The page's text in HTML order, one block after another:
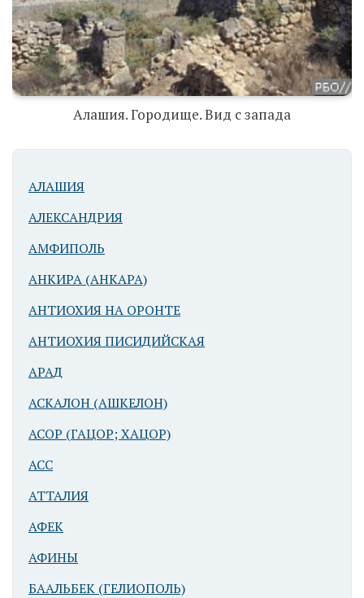
Алашия.
Городище. Вид
с запада
Алашия.
Городище. Вид
Алашия. Городище. Вид с запада
АЛАШИЯ
АЛЕКСАНДРИЯ
АМФИПОЛЬ
АНКИРА (АНКАРА)
АНТИОХИЯ НА ОРОНТЕ
АНТИОХИЯ ПИСИДИЙСКАЯ
АРАД
АСКАЛОН (АШКЕЛОН)
АСОР (ГАЦОР; ХАЦОР)
АСС
АТТАЛИЯ
АФЕК
АФИНЫ
БААЛЬБЕК (ГЕЛИОПОЛЬ)